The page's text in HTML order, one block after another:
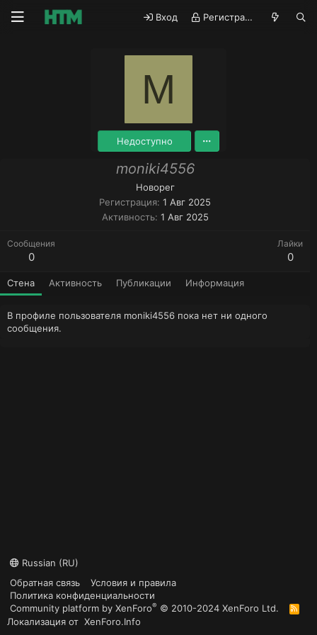
Вход Регистрация
M
Недоступно
moniki4556
Новорег
Регистрация 1 Авг 2025
Активность 1 Авг 2025
Сообщения
0
Лайки
0
Стена Активность Публикации Информация
В профиле пользователя moniki4556 пока нет ни одного
сообщения.
Russian (RU)
Обратная связь
Условия и правила
Политика конфиденциальности
Community platform by XenForo® © 2010-2024 XenForo Ltd.
R
S
Локализация от XenForo.Info